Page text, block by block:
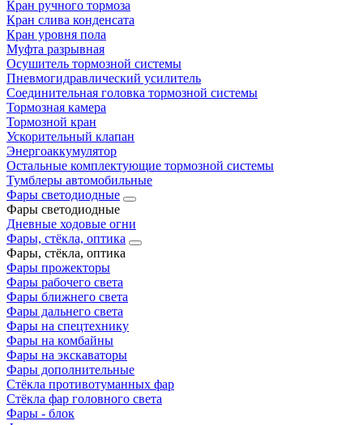
Кран ручного тормоза
Кран слива конденсата
Кран уровня пола
Муфта разрывная
Осушитель тормозной системы
Пневмогидравлический усилитель
Соединительная головка тормозной системы
Тормозная камера
Тормозной кран
Ускорительный клапан
Энергоаккумулятор
Остальные комплектующие тормозной системы
Тумблеры автомобильные
Фары светодиодные
Фары светодиодные
Дневные ходовые огни
Фары, стёкла, оптика
Фары, стёкла, оптика
Фары прожекторы
Фары рабочего света
Фары ближнего света
Фары дальнего света
Фары на спецтехнику
Фары на комбайны
Фары на экскаваторы
Фары дополнительные
Стёкла противотуманных фар
Стёкла фар головного света
Фары - блок